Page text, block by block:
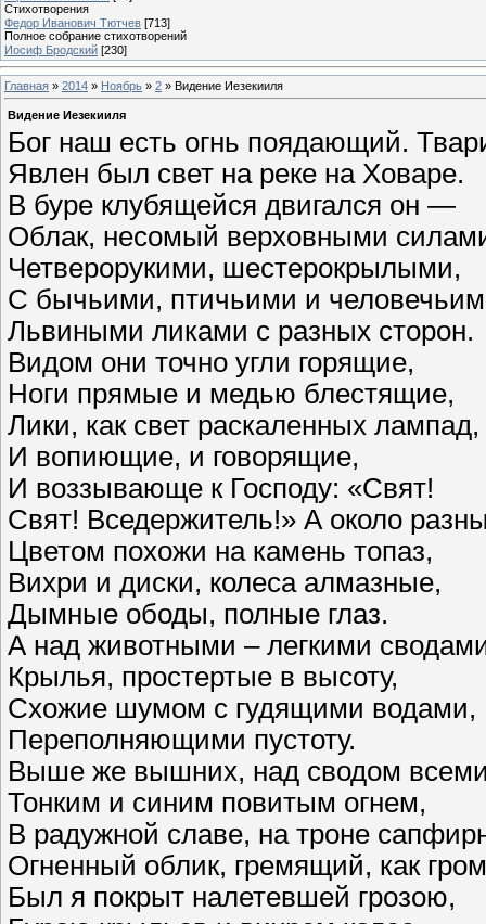
Стихотворения
Федор Иванович Тютчев [713]
Полное собрание стихотворений
Иосиф Бродский [230]
Главная » 2014 » Ноябрь » 2 » Видение Иезекииля
Видение Иезекииля
Бог наш есть огнь поядающий.
Явлен был свет на реке на Ховаре.
В буре клубящейся двигался он —
Облак, несомый верховными
Четверорукими, шестерокрылыми,
С бычьими, птичьими и
Львиными ликами с разных сторон.
Видом они точно угли горящие,
Ноги прямые и медью блестящие,
Лики, как свет раскаленных лампад,
И вопиющие, и говорящие,
И воззывающе к Господу: «Свят!
Свят! Вседержитель!» А около
Цветом похожи на камень топаз,
Вихри и диски, колеса алмазные,
Дымные ободы, полные глаз.
А над животными – легкими
Крылья, простертые в высоту,
Схожие шумом с гудящими водами,
Переполняющими пустоту.
Выше же вышних, над сводом
Тонким и синим повитым огнем,
В радужной славе, на троне
Огненный облик, гремящий, как
Был я покрыт налетевшей грозою,